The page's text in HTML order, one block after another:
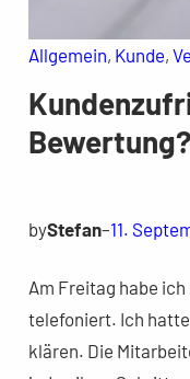
Allgemein, Kunde,
Bewertung?
byStefan–11.
Am Freitag habe
telefoniert. Ich
klären. Die